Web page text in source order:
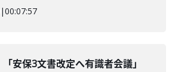
|00:07:57
「安保3文書改定へ有識者会議」